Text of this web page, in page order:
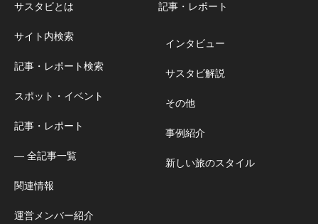
サスタビとは
サイト内検索
記事・レポート検索
スポット・イベント
記事・レポート
― 全記事一覧
関連情報
運営メンバー紹介
記事・レポート
インタビュー
サスタビ解説
その他
事例紹介
新しい旅のスタイル